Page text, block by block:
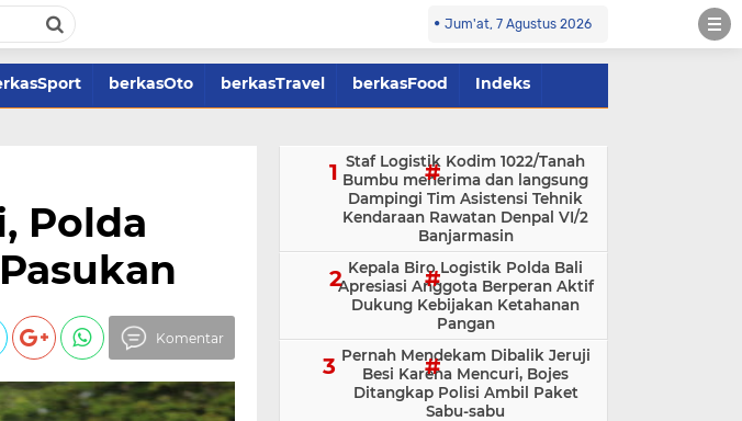
Jum'at, 7 Agustus 2026
berkasOto berkasTravel berkasFood Indeks
Polda
Komentar
Staf Logistik Kodim 1022/Tanah
Bumbu menerima dan langsung
Dampingi Tim Asistensi Tehnik
Kendaraan Rawatan Denpal VI/2
Banjarmasin
Kepala Biro Logistik Polda Bali
Apresiasi Anggota Berperan Aktif
Dukung Kebijakan Ketahanan
Pangan
Pernah Mendekam Dibalik Jeruji
Besi Karena Mencuri, Bojes
Ditangkap Polisi Ambil Paket
Sabu-sabu